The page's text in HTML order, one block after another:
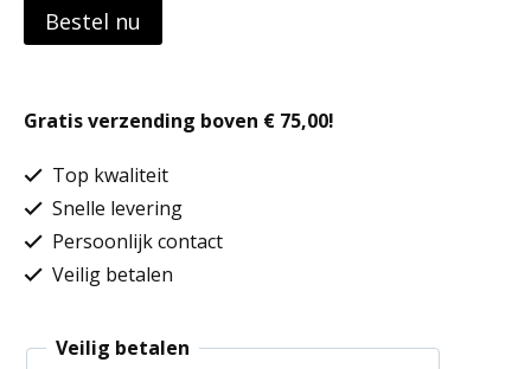
Bestel nu
Gratis verzending boven € 75,00!
Top kwaliteit
Snelle levering
Persoonlijk contact
Veilig betalen
Veilig betalen